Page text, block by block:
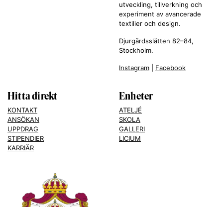
utveckling, tillverkning och
experiment av avancerade
textilier och design.
Djurgårdsslätten 82–84,
Stockholm.
Instagram Facebook
Hitta direkt
KONTAKT
ANSÖKAN
UPPDRAG
STIPENDIER
KARRIÄR
Enheter
ATELJÉ
SKOLA
GALLERI
LICIUM